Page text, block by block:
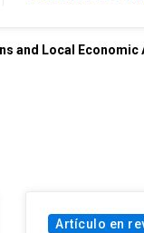
and Local Economic
Artículo en